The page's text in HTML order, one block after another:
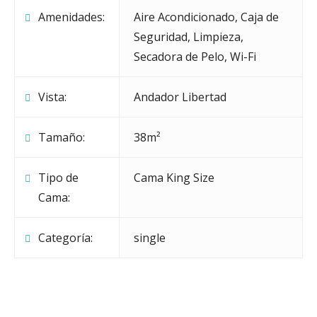
ADICIONAL DE $800.00 M.N. POR PERSONA.
PENALIZACIÓN SERÁ EL COBRO DE LA
EN CASO DE NO LLEGAR A NUESTRO
FAVOR DE RESERVAR CON ANTICIPACIÓN
Amenidades: Aire Acondicionado, Caja de
Seguridad, Limpieza,
Secadora de Pelo, Wi-Fi
Vista: Andador Libertad
Tamaño: 38m²
Tipo de
Cama:
Cama King Size
Categoría: single